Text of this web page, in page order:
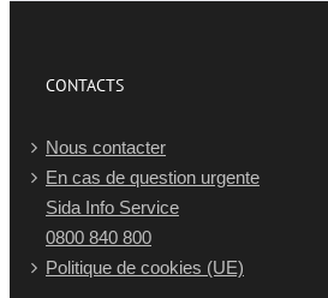
CONTACTS
Nous contacter
En cas de question urgente
Sida Info Service
0800 840 800
Politique de cookies (UE)